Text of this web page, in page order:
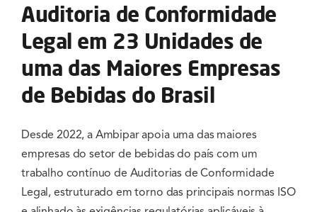
Auditoria de Conformidade
Legal em 23 Unidades de
uma das Maiores Empresas
de Bebidas do Brasil
Desde 2022, a Ambipar apoia uma das maiores
empresas do setor de bebidas do país com um
trabalho contínuo de Auditorias de Conformidade
Legal, estruturado em torno das principais normas ISO